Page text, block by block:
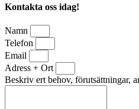
Kontakta oss idag!
Namn
Telefon
Email
Adress + Ort
Beskriv ert behov, förutsättningar,